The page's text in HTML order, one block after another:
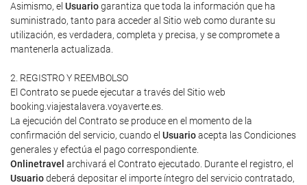
Asimismo, el Usuariogarantiza que toda la información que ha
suministrado, tanto para acceder al Sitio web como durante su
utilización, es verdadera, completa y precisa, y se compromete a
mantenerla actualizada.
2. REGISTRO Y REEMBOLSO
El Contrato se puede ejecutar a través del Sitio web
booking.viajestalavera.voyaverte.es.
La ejecución del Contrato se produce en el momento de la
confirmación del servicio, cuando el Usuarioacepta las Condiciones
generales y efectúa el pago correspondiente.
Onlinetravel archivará el Contrato ejecutado. Durante el registro, el
Usuariodeberá depositar el importe íntegro del servicio contratado,